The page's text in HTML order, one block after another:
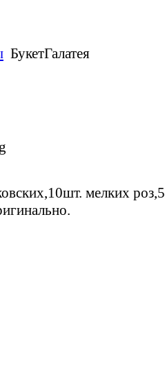
БукетГалатея
мелких роз,5